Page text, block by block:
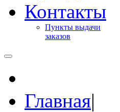
Контакты
Пункты выдачи
заказов
Главная|